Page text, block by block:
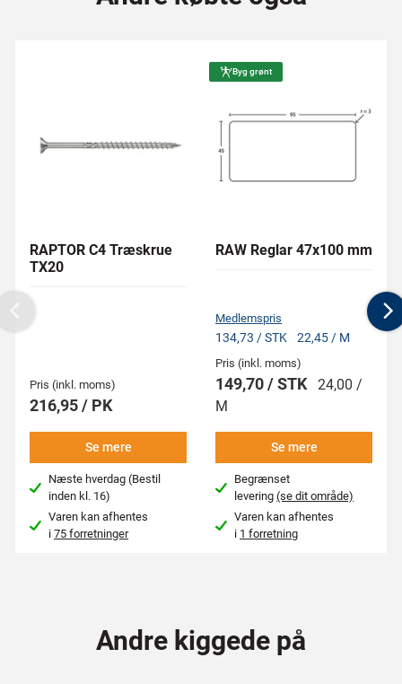
RAPTOR C4 Træskrue
TX20
Pris (inkl. moms)
216,95 / PK
Se mere
Næste hverdag (Bestil
inden kl. 16)
Varen kan afhentes
i75 forretninger
Byg grønt
RAW Reglar 47x100 mm
Medlemspris
134,73 / STK 22,45 / M
Pris (inkl. moms)
149,70 / STK 24,00 /
M
Se mere
Begrænset
levering(se dit område)
Varen kan afhentes
i 1 forretning
Previous
Andre kiggede på